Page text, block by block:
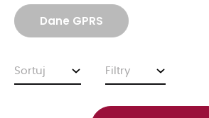
Dane GPRS
Sortuj Filtry